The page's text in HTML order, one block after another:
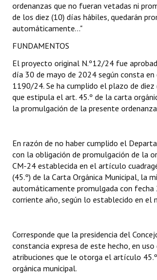
Actas de Sesión
Informes de Unidad Coordinadora
Ejecución Presupuestaria
Actas de Audiencias Públicas
NORMATIVA
Comunicaciones
Resoluciones
Resoluciones de Presidencia
INSTITUCIONAL
Noticias Destacadas
Registros y Distinciones
ordenanzas que no fueran vetadas ni
de los diez (10) días hábiles, quedarán
automáticamente..."
FUNDAMENTOS
El proyecto original N.º12/24 fue
día 30 de mayo de 2024 según consta en
1190/24. Se ha cumplido el plazo de diez
que estipula el art. 45.º de la carta
la promulgación de la presente
En razón de no haber cumplido el
con la obligación de promulgación de la
CM-24 establecida en el artículo
(45.º) de la Carta Orgánica Municipal, la
automáticamente promulgada con fecha
corriente año, según lo establecido en el
Corresponde que la presidencia del
constancia expresa de este hecho, en uso
atribuciones que le otorga el artículo
orgánica municipal.